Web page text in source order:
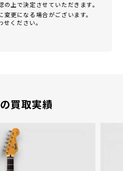
上で決定させていただきます。
更になる場合がございます。
ください。
買取実績